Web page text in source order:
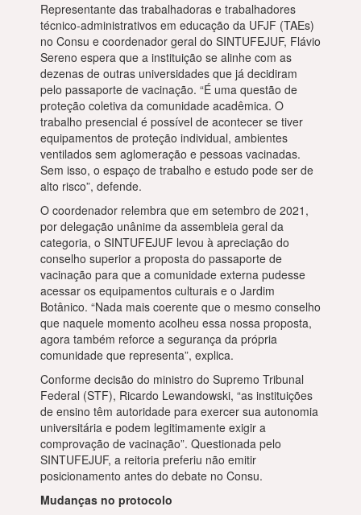
Representante das trabalhadoras e trabalhadores
técnico-administrativos em educação da UFJF (TAEs)
no Consu e coordenador geral do SINTUFEJUF, Flávio
Sereno espera que a instituição se alinhe com as
dezenas de outras universidades que já decidiram
pelo passaporte de vacinação. “É uma questão de
proteção coletiva da comunidade acadêmica. O
trabalho presencial é possível de acontecer se tiver
equipamentos de proteção individual, ambientes
ventilados sem aglomeração e pessoas vacinadas.
Sem isso, o espaço de trabalho e estudo pode ser de
alto risco”, defende.
O coordenador relembra que em setembro de 2021,
por delegação unânime da assembleia geral da
categoria, o SINTUFEJUF levou à apreciação do
conselho superior a proposta do passaporte de
vacinação para que a comunidade externa pudesse
acessar os equipamentos culturais e o Jardim
Botânico. “Nada mais coerente que o mesmo conselho
que naquele momento acolheu essa nossa proposta,
agora também reforce a segurança da própria
comunidade que representa”, explica.
Conforme decisão do ministro do Supremo Tribunal
Federal (STF), Ricardo Lewandowski, “as instituições
de ensino têm autoridade para exercer sua autonomia
universitária e podem legitimamente exigir a
comprovação de vacinação”. Questionada pelo
SINTUFEJUF, a reitoria preferiu não emitir
posicionamento antes do debate no Consu.
Mudanças no protocolo